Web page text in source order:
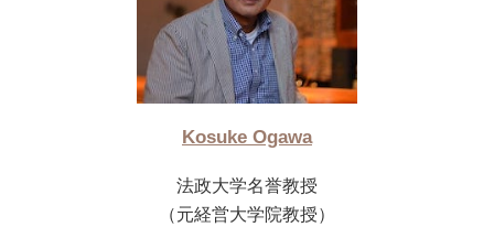
Kosuke Ogawa
法政大学名誉教授
（元経営大学院教授）